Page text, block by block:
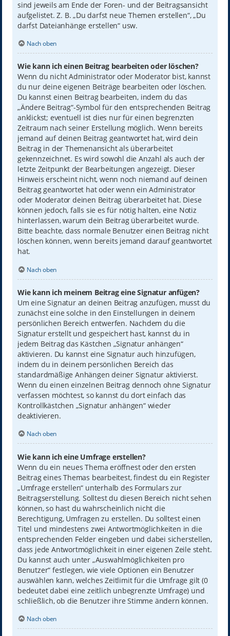
sind jeweils am Ende der Foren- und der Beitragsansicht
aufgelistet. Z. B. „Du darfst neue Themen erstellen“, „Du
darfst Dateianhänge erstellen“ usw.
Nach oben
Wie kann ich einen Beitrag bearbeiten oder löschen?
Wenn du nicht Administrator oder Moderator bist, kannst
du nur deine eigenen Beiträge bearbeiten oder löschen.
Du kannst einen Beitrag bearbeiten, indem du das
„Ändere Beitrag“-Symbol für den entsprechenden Beitrag
anklickst; eventuell ist dies nur für einen begrenzten
Zeitraum nach seiner Erstellung möglich. Wenn bereits
jemand auf deinen Beitrag geantwortet hat, wird dein
Beitrag in der Themenansicht als überarbeitet
gekennzeichnet. Es wird sowohl die Anzahl als auch der
letzte Zeitpunkt der Bearbeitungen angezeigt. Dieser
Hinweis erscheint nicht, wenn noch niemand auf deinen
Beitrag geantwortet hat oder wenn ein Administrator
oder Moderator deinen Beitrag überarbeitet hat. Diese
können jedoch, falls sie es für nötig halten, eine Notiz
hinterlassen, warum dein Beitrag überarbeitet wurde.
Bitte beachte, dass normale Benutzer einen Beitrag nicht
löschen können, wenn bereits jemand darauf geantwortet
hat.
Nach oben
Wie kann ich meinem Beitrag eine Signatur anfügen?
Um eine Signatur an deinen Beitrag anzufügen, musst du
zunächst eine solche in den Einstellungen in deinem
persönlichen Bereich entwerfen. Nachdem du die
Signatur erstellt und gespeichert hast, kannst du in
jedem Beitrag das Kästchen „Signatur anhängen“
aktivieren. Du kannst eine Signatur auch hinzufügen,
indem du in deinem persönlichen Bereich das
standardmäßige Anhängen deiner Signatur aktivierst.
Wenn du einen einzelnen Beitrag dennoch ohne Signatur
verfassen möchtest, so kannst du dort einfach das
Kontrollkästchen „Signatur anhängen“ wieder
deaktivieren.
Nach oben
Wie kann ich eine Umfrage erstellen?
Wenn du ein neues Thema eröffnest oder den ersten
Beitrag eines Themas bearbeitest, findest du ein Register
„Umfrage erstellen“ unterhalb des Formulars zur
Beitragserstellung. Solltest du diesen Bereich nicht sehen
können, so hast du wahrscheinlich nicht die
Berechtigung, Umfragen zu erstellen. Du solltest einen
Titel und mindestens zwei Antwortmöglichkeiten in die
entsprechenden Felder eingeben und dabei sicherstellen,
dass jede Antwortmöglichkeit in einer eigenen Zeile steht.
Du kannst auch unter „Auswahlmöglichkeiten pro
Benutzer“ festlegen, wie viele Optionen ein Benutzer
auswählen kann, welches Zeitlimit für die Umfrage gilt (0
bedeutet dabei eine zeitlich unbegrenzte Umfrage) und
schließlich, ob die Benutzer ihre Stimme ändern können.
Nach oben